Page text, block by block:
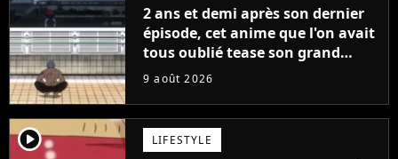
2 ans et demi après son dernier
épisode, cet anime que l'on avait
tous oublié tease son grand
retour
9 août 2026
player2 LIFESTYLE